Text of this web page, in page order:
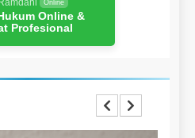
Online
Online &
Profesional